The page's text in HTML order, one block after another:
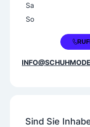
Sind Sie
Sa
So
+43 1 8137605